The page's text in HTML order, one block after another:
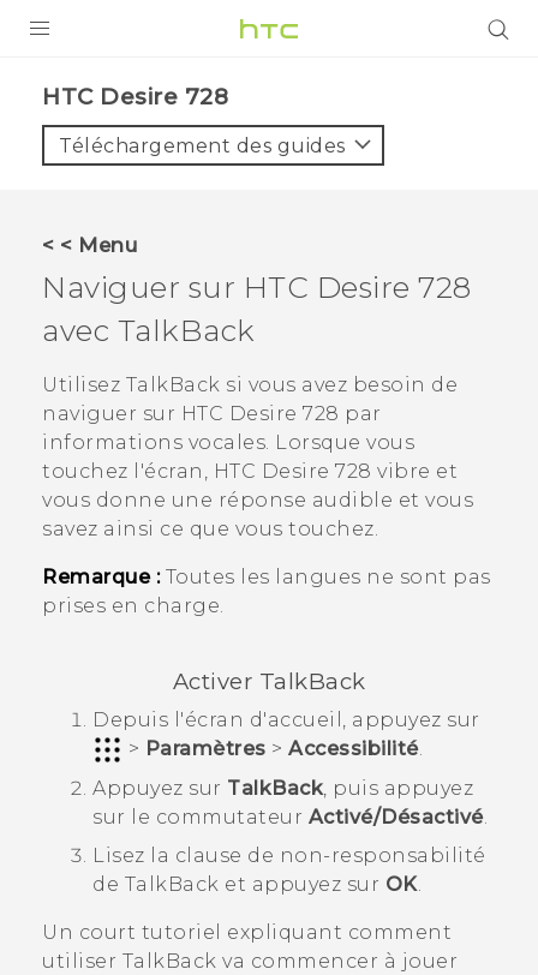
VIVE
VIVERSE
ASSISTANCE
Appareils HTC & Accessoires
Connexion
HTC Desire 728‎
Téléchargement des guides
< < Menu
Naviguer sur HTC Desire 728
avec TalkBack
Utilisez TalkBack si vous avez besoin de
naviguer sur HTC Desire 728 par
informations vocales. Lorsque vous
touchez l'écran, HTC Desire 728 vibre et
vous donne une réponse audible et vous
savez ainsi ce que vous touchez.
Remarque :Toutes les langues ne sont pas
prises en charge.
Activer TalkBack
Depuis l'écran d'accueil , appuyez sur
> Paramètres > Accessibilité.
Appuyez sur TalkBack, puis appuyez
sur le commutateur Activé/Désactivé.
Lisez la clause de non-responsabilité
de TalkBack et appuyez sur OK.
Un court tutoriel expliquant comment
utiliser TalkBack va commencer à jouer